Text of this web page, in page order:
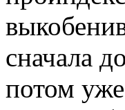
сначала
потом